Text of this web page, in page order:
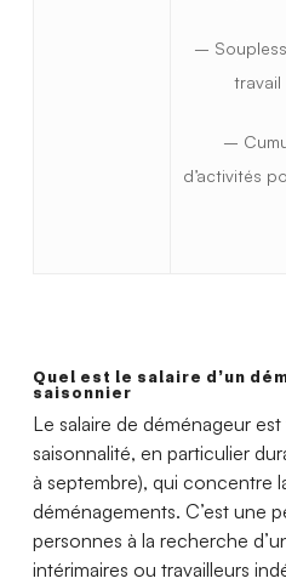
–
travail
–
d’activités
Quel est le salaire d’un
saisonnier
Le salaire de déménageur
saisonnalité, en particulier
à septembre), qui concentre
déménagements. C’est une
personnes à la recherche
intérimaires ou travailleurs